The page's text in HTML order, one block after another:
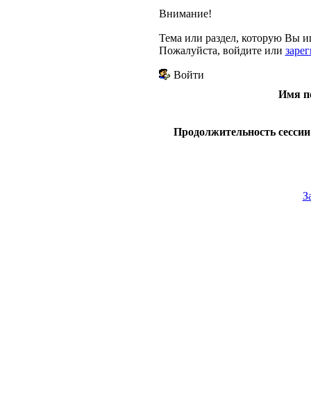
Внимание!
Тема или раздел, которую Вы
Пожалуйста, войдите или
Войти
Имя
Продолжительность